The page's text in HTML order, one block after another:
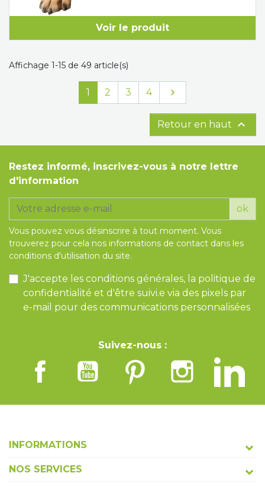
Voir le produit
Affichage 1-15 de 49 article(s)
1 2 3 4 Suivant

Retour en haut 
Restez informé, inscrivez-vous à notre lettre
d'information
ok
Vous pouvez vous désinscrire à tout moment. Vous
trouverez pour cela nos informations de contact dans les
conditions d'utilisation du site.
J'accepte les conditions générales, la politique de
confidentialité et d'être suivi.e via des pixels par
e-mail pour des communications personnalisées
Suivez-nous :
INFORMATIONS
NOS SERVICES